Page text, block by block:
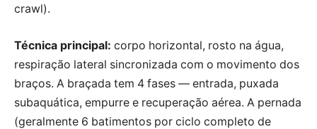
crawl).
Técnica principal: corpo horizontal, rosto na água,
respiração lateral sincronizada com o movimento dos
braços. A braçada tem 4 fases — entrada, puxada
subaquática, empurre e recuperação aérea. A pernada
(geralmente 6 batimentos por ciclo completo de